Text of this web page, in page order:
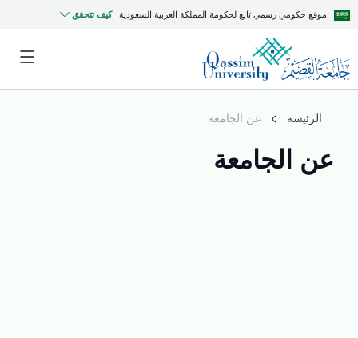
موقع حكومي رسمي تابع لحكومة المملكة العربية السعودية كيف تتحقق
الرئيسة عن الجامعة
عن الجامعة